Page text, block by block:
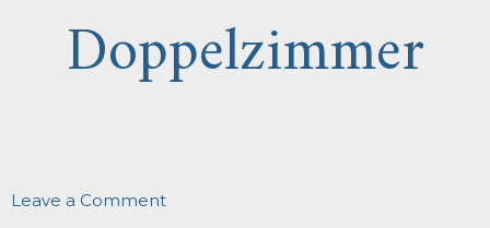
Doppelzimmer
Leave a Commenton